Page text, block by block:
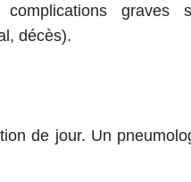
graves
décès).
de jour. Un